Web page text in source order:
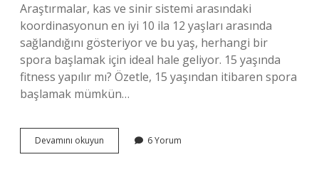
Araştırmalar, kas ve sinir sistemi arasındaki
koordinasyonun en iyi 10 ila 12 yaşları arasında
sağlandığını gösteriyor ve bu yaş, herhangi bir
spora başlamak için ideal hale geliyor. 15 yaşında
fitness yapılır mı? Özetle, 15 yaşından itibaren spora
başlamak mümkün…
Devamını okuyun
Kaç
6 Yorum